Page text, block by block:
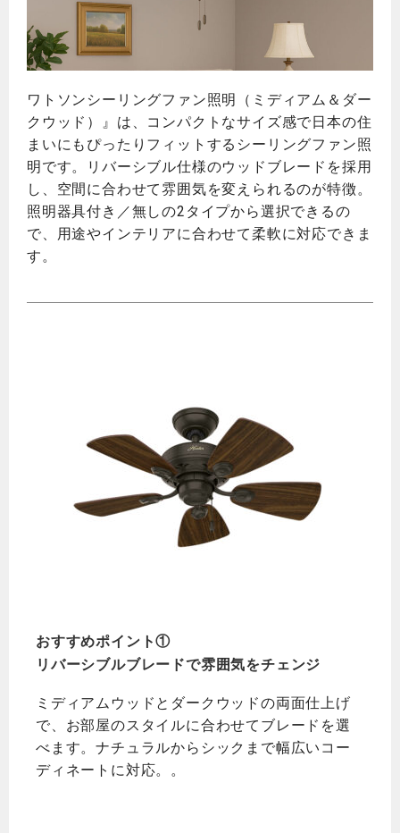
ワトソンシーリングファン照明（ミディアム＆ダー
クウッド）』は、コンパクトなサイズ感で日本の住
まいにもぴったりフィットするシーリングファン照
明です。リバーシブル仕様のウッドブレードを採用
し、空間に合わせて雰囲気を変えられるのが特徴。
照明器具付き／無しの2タイプから選択できるの
で、用途やインテリアに合わせて柔軟に対応できま
す。
おすすめポイント①
リバーシブルブレードで雰囲気をチェンジ
ミディアムウッドとダークウッドの両面仕上げ
で、お部屋のスタイルに合わせてブレードを選
べます。ナチュラルからシックまで幅広いコー
ディネートに対応。。